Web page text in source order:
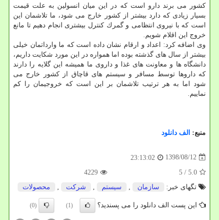
كشور می برند دارو است كه در این میان انسولین به علت قیمت
بسیار زیادی كه دارد بیشتر از كشور خارج می شود، ما تلاشمان این
است كه با نیروی انتظامی و گمرك كنترل بیشتری انجام دهیم تا مانع
خروج این اقلام شویم.
وی اضافه كرد: اعداد و ارقام نشان داده است كه ما وارداتمان خیلی
بیشتر از سال های گذشته بوده اما همواره در این مورد شكایت داریم،
دانشگاه ها و معاونت های غذا و داروی ما همیشه این گلایه را دارند
كه داروها توسط مسافر و سیستم های قاچاق از كشور خارج می
شود اما به هر ترتیب تلاشمان بر این است كه خروجیمان را كم
نماییم.
منبع: الف دانلود
1398/08/12
23:13:02
5.0
/ 5
4229
تگهای خبر:
سازمان سیستم شركت محصولات
این پست الف دانلود را می پسندید؟ (1)
(0)